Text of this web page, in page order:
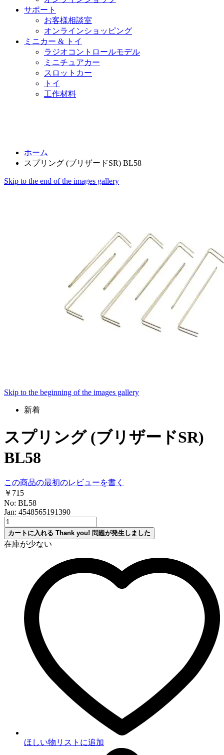
サポート
お客様相談室
オンラインショッピング
ミニカー & トイ
ラジオコントロールモデル
ミニチュアカー
スロットカー
トイ
工作材料
ホーム
スプリング (ブリザードSR) BL58
Skip to the end of the images gallery
Skip to the beginning of the images gallery
新着
スプリング (ブリザードSR)
BL58
この商品の最初のレビューを書く
￥715
No: BL58
Jan: 4548565191390
カートに入れる Thank you! 問題が発生しました
在庫が少ない
ほしい物リストに追加